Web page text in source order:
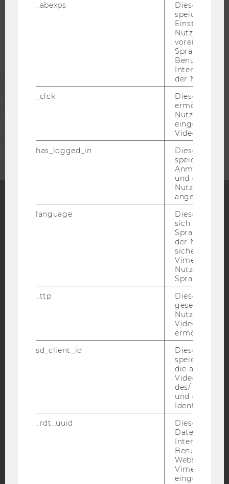
Facebook Blog
Bluesky
BARRIEREFREIHEITSERKLÄRUNG WEBSEITE
DATENSCHUTZERKLÄRUNG
DATENSCHUTZERKLÄRUNG SOCIAL MEDIA
STUDIENBEWERBER*INNEN UND STUDIERENDE
Barrierefreiheitserklärung
_abexps
Dieses Cookie
speichert
Nutzer*in, zB.
Sprache,
der Nutzer*in
_clck
Dieses Cookie
ermöglicht
Nutzung des
Video Players
has_logged_in
Dieses Cookie
speichert
und ob sich
Nutzer*in
angemeldet
language
Dieses
sich die
der
Vimeo in der
Nutzer
Sprache
_ttp
Dieser
gesetzt, um
Nutzung des
Videoplayers
ermöglichen
sd_client_id
Dieses Cookie
speichert
die aktuellen
des/ der
und einen
_rdt_uuid
Dieses
Daten über
Interaktionen
Websites, auf
Vimeo-Video
eingebettet